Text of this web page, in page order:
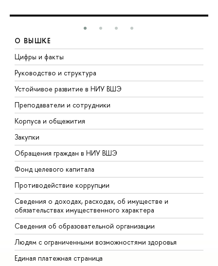
О ВЫШКЕ
Цифры и факты
Руководство и структура
Устойчивое развитие в НИУ ВШЭ
Преподаватели и сотрудники
Корпуса и общежития
Закупки
Обращения граждан в НИУ ВШЭ
Фонд целевого капитала
Противодействие коррупции
Сведения о доходах, расходах, об имуществе и
обязательствах имущественного характера
Сведения об образовательной организации
Людям с ограниченными возможностями здоровья
Единая платежная страница